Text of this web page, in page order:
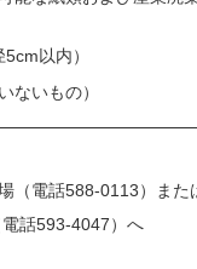
以内）
ないもの）
（電話588-0113）また
話593-4047）へ